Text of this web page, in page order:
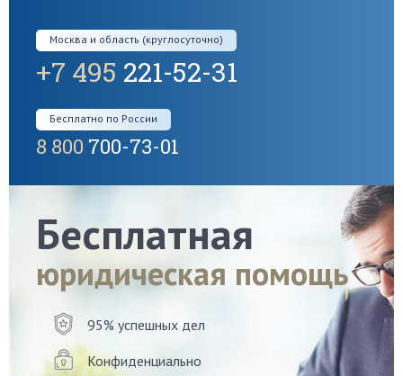
Москва и область (круглосуточно)
+7 495 221-52-31
Бесплатно по России
8 800 700-73-01
Бесплатная
юридическая помощь
95% успешных дел
Конфиденциально